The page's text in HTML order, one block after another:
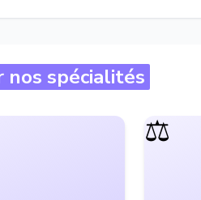
nos spécialités
⚖️